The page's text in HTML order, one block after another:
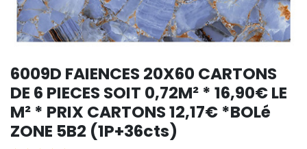
6009D FAIENCES 20X60 CARTONS
DE 6 PIECES SOIT 0,72M² * 16,90€ LE
M² * PRIX CARTONS 12,17€ *BOLé
ZONE 5B2 (1P+36cts)